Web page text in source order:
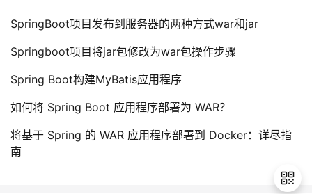
SpringBoot项目发布到服务器的两种方式war和jar
Springboot项目将jar包修改为war包操作步骤
Spring Boot构建MyBatis应用程序
如何将 Spring Boot 应用程序部署为 WAR？
将基于 Spring 的 WAR 应用程序部署到 Docker：详尽指
南